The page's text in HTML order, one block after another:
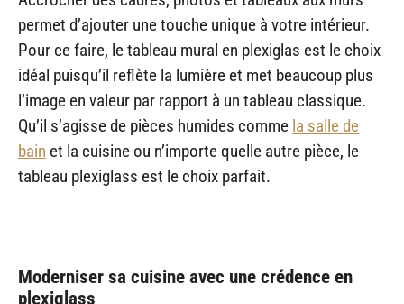
permet d’ajouter une touche unique à votre intérieur.
Pour ce faire, le tableau mural en plexiglas est le choix
idéal puisqu’il reflète la lumière et met beaucoup plus
l’image en valeur par rapport à un tableau classique.
Qu’il s’agisse de pièces humides comme la salle de
bain et la cuisine ou n’importe quelle autre pièce, le
tableau plexiglass est le choix parfait.
Moderniser sa cuisine avec une crédence en
plexiglass